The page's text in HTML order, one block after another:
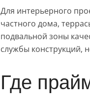
Для интерьерного
частного дома,
подвальной зоны
службы конструкций,
Где